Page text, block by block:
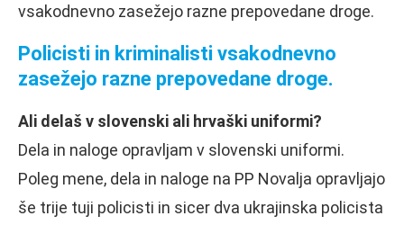
vsakodnevno zasežejo razne prepovedane droge.
Policisti in kriminalisti vsakodnevno
zasežejo razne prepovedane droge.
Ali delaš v slovenski ali hrvaški uniformi?
Dela in naloge opravljam v slovenski uniformi.
Poleg mene, dela in naloge na PP Novalja opravljajo
še trije tuji policisti in sicer dva ukrajinska policista